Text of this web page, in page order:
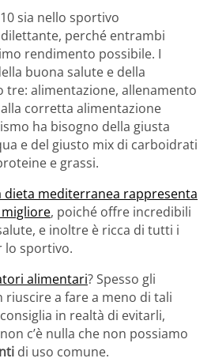
sia nello sportivo
perché entrambi
rendimento possibile. I
buona salute e della
tre: alimentazione, allenamento
corretta alimentazione
ha bisogno della giusta
e del giusto mix di carboidrati
e grassi.
dieta mediterranea rappresenta
, poiché offre incredibili
e inoltre è ricca di tutti i
lo sportivo.
alimentari? Spesso gli
a fare a meno di tali
in realtà di evitarli,
c’è nulla che non possiamo
di uso comune.